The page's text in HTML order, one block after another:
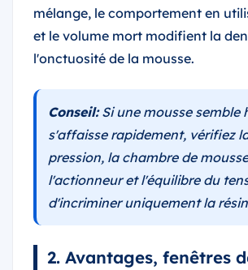
mélange, le comportement en
et le volume mort modifient la
l'onctuosité de la mousse.
Conseil:Si une mousse semble
s'affaisse rapidement, vérifiez
pression, la chambre de
l'actionneur et l'équilibre du
d'incriminer uniquement la
2. Avantages, fenêtres